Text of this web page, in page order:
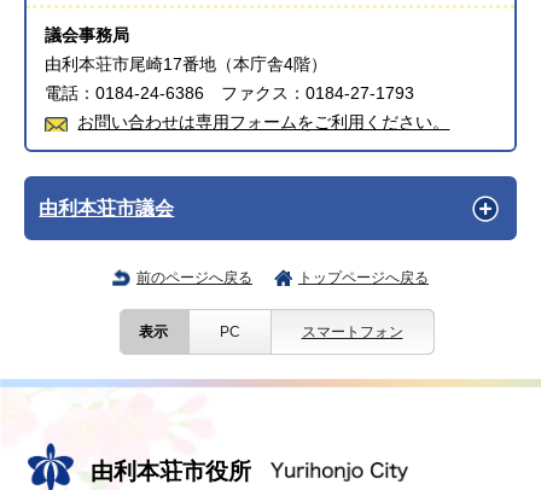
議会事務局
由利本荘市尾崎17番地（本庁舎4階）
電話：0184-24-6386 ファクス：0184-27-1793
お問い合わせは専用フォームをご利用ください。
由利本荘市議会
前のページへ戻る トップページへ戻る
表示 PC スマートフォン
由利本荘市役所